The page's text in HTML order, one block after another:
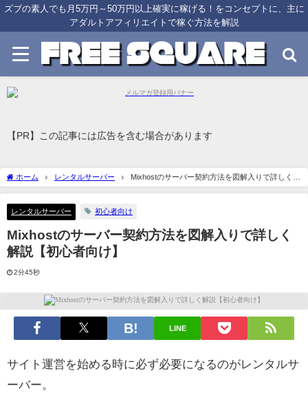
ズブの素人でも月5万円～50万円以上確実に稼げる！をコンセプトに、主に
アダルトアフィリエイトで稼ぐ方法を解説
【PR】この記事には広告を含む場合があります
ホーム レンタルサーバー
Mixhostのサーバー契約方法を図解入りで詳しく解
説【初心者向け】
レンタルサーバー 初心者向け
Mixhostのサーバー契約方法を図解入りで詳しく
解説【初心者向け】
2分45秒
LINE
サイト運営を始める時に必ず必要になるのがレンタルサ
ーバー。